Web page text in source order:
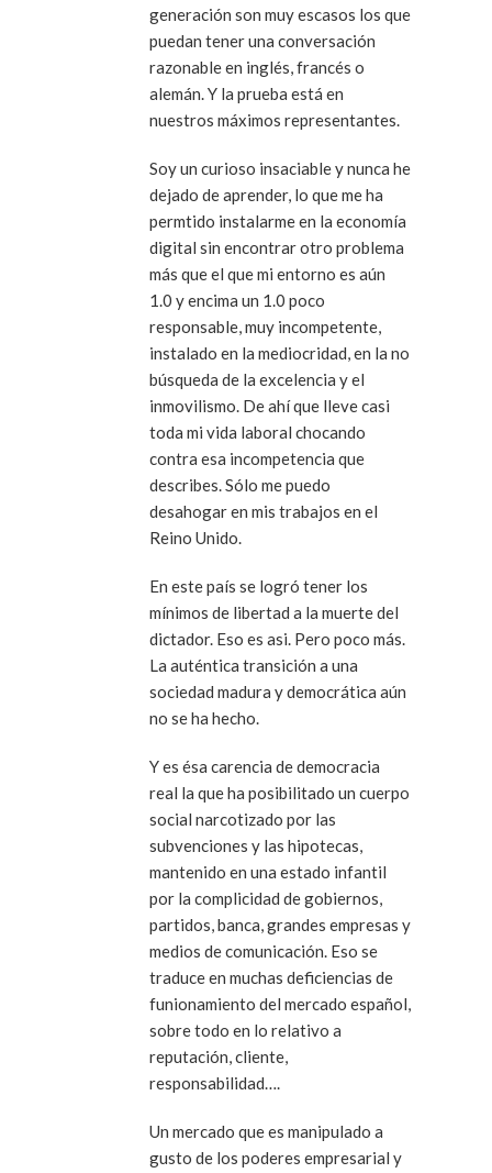
generación son muy escasos los que
puedan tener una conversación
razonable en inglés, francés o
alemán. Y la prueba está en
nuestros máximos representantes.
Soy un curioso insaciable y nunca he
dejado de aprender, lo que me ha
permtido instalarme en la economía
digital sin encontrar otro problema
más que el que mi entorno es aún
1.0 y encima un 1.0 poco
responsable, muy incompetente,
instalado en la mediocridad, en la no
búsqueda de la excelencia y el
inmovilismo. De ahí que lleve casi
toda mi vida laboral chocando
contra esa incompetencia que
describes. Sólo me puedo
desahogar en mis trabajos en el
Reino Unido.
En este país se logró tener los
mínimos de libertad a la muerte del
dictador. Eso es asi. Pero poco más.
La auténtica transición a una
sociedad madura y democrática aún
no se ha hecho.
Y es ésa carencia de democracia
real la que ha posibilitado un cuerpo
social narcotizado por las
subvenciones y las hipotecas,
mantenido en una estado infantil
por la complicidad de gobiernos,
partidos, banca, grandes empresas y
medios de comunicación. Eso se
traduce en muchas deficiencias de
funionamiento del mercado español,
sobre todo en lo relativo a
reputación, cliente,
responsabilidad….
Un mercado que es manipulado a
gusto de los poderes empresarial y